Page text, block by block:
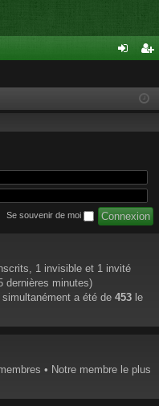
cri
Se souvenir de moi
1 invisible et 1 invité
dernières minutes)
simultanément a été de 453 le
• Notre membre le plus